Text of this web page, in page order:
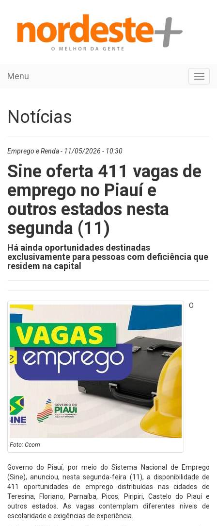
Menu
Notícias
Emprego e Renda - 11/05/2026 - 10:30
Sine oferta 411 vagas de
emprego no Piauí e
outros estados nesta
segunda (11)
Há ainda oportunidades destinadas
exclusivamente para pessoas com deficiência que
residem na capital
Foto: Ccom
O
Governo do Piauí, por meio do Sistema Nacional de Emprego
(Sine), anunciou, nesta segunda-feira (11), a disponibilidade de
411 oportunidades de emprego distribuídas nas cidades de
Teresina, Floriano, Parnaíba, Picos, Piripiri, Castelo do Piauí e
outros estados. As vagas contemplam diferentes níveis de
escolaridade e exigências de experiência.